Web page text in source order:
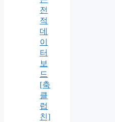
전
적
데
이
터
보
드
[축
클
럽
친]